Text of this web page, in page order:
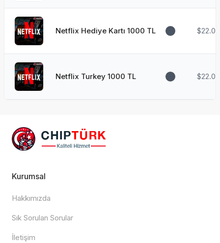
Netflix Hediye Kartı 1000 TL $22.05
Netflix Turkey 1000 TL $22.05
Kurumsal
Hakkımızda
Sık Sorulan Sorular
İletişim